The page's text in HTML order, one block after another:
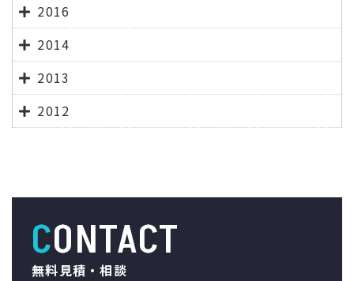
2016
2014
2013
2012
CONTACT
無料見積・相談